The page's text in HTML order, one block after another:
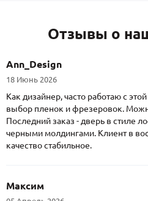
Отзывы о
Ann_Design
18 Июнь 2026
Как дизайнер, часто работаю с
выбор пленок и фрезеровок.
Последний заказ - дверь в стиле
черными молдингами. Клиент в
качество стабильное.
Максим